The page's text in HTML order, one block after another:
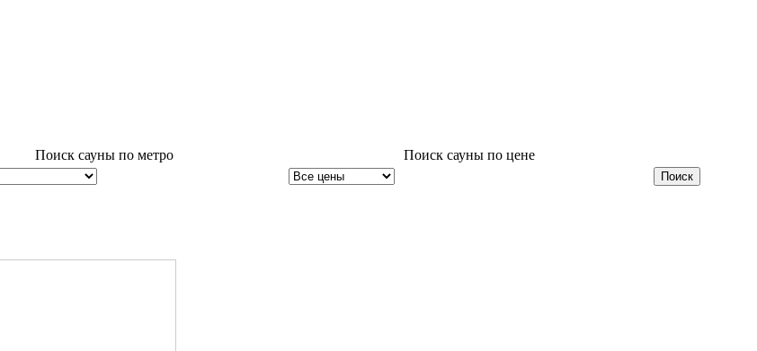
Поиск сауны по метро Поиск сауны по цене